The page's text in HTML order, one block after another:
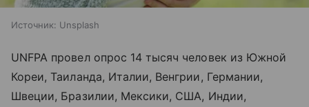
Источник: Unsplash
UNFPA провел опрос 14 тысяч человек из Южной
Кореи, Таиланда, Италии, Венгрии, Германии,
Швеции, Бразилии, Мексики, США, Индии,